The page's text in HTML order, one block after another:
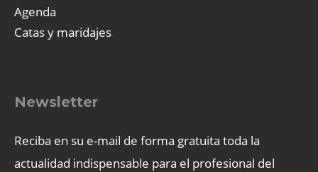
Agenda
Catas y maridajes
Newsletter
Reciba en su e-mail de forma gratuita toda la
actualidad indispensable para el profesional del